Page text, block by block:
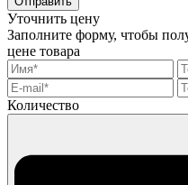
Уточнить цену
Заполните форму, чтобы
цене товара
Количество